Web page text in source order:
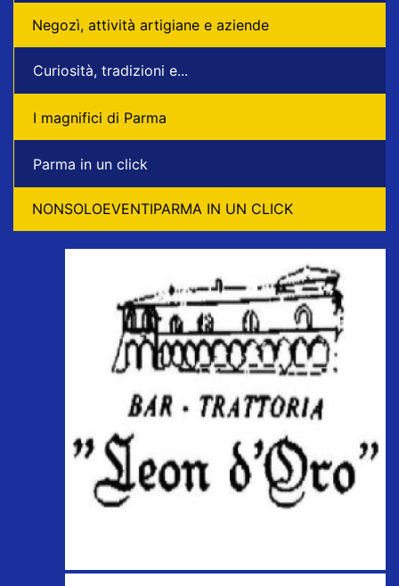
Negozì, attività artigiane e aziende
Curiosità, tradizioni e...
I magnifici di Parma
Parma in un click
NONSOLOEVENTIPARMA IN UN CLICK